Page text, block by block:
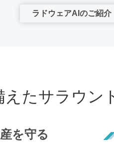
ラドウェアAIのご紹介
えたサラウン
を守る